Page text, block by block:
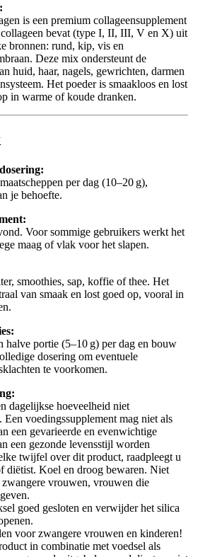
is een premium collageensupplement
bevat (type I, II, III, V en X) uit
bronnen: rund, kip, vis en
Deze mix ondersteunt de
huid, haar, nagels, gewrichten, darmen
Het poeder is smaakloos en lost
in warme of koude dranken.
per dag (10–20 g),
je behoefte.
Voor sommige gebruikers werkt het
maag of vlak voor het slapen.
smoothies, sap, koffie of thee. Het
van smaak en lost goed op, vooral in
halve portie (5–10 g) per dag en bouw
dosering om eventuele
te voorkomen.
dagelijkse hoeveelheid niet
Een voedingssupplement mag niet als
een gevarieerde en evenwichtige
een gezonde levensstijl worden
twijfel over dit product, raadpleegt u
diëtist. Koel en droog bewaren. Niet
vrouwen, vrouwen die
goed gesloten en verwijder het silica
voor zwangere vrouwen en kinderen!
in combinatie met voedsel als